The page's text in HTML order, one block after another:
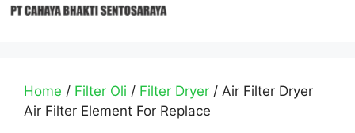
Home / Filter Oli / Filter Dryer / Air Filter Dryer
Air Filter Element For Replace